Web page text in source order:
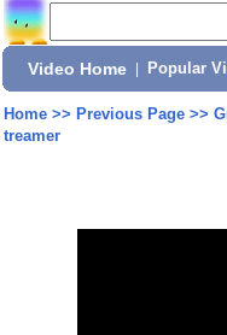
Video Home Popular
Home>> Previous Page>>
treamer